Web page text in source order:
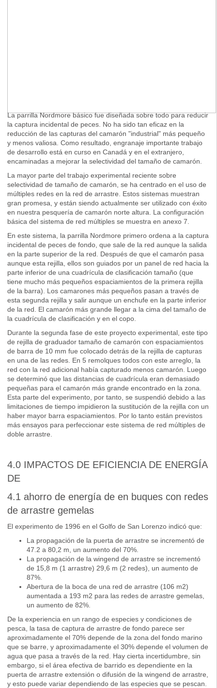
La parrilla Nordmore básico fue diseñada sobre todo para reducir
la captura incidental de peces. No ha sido tan eficaz en la
reducción de las capturas del camarón "industrial" más pequeño
y menos valiosa. Como resultado, engranaje importante trabajo
de desarrollo está en curso en Canadá y en el extranjero,
encaminadas a mejorar la selectividad del tamaño de camarón.
La mayor parte del trabajo experimental reciente sobre
selectividad de tamaño de camarón, se ha centrado en el uso de
múltiples redes en la red de arrastre. Estos sistemas muestran
gran promesa, y están siendo actualmente ser utilizado con éxito
en nuestra pesquería de camarón norte altura. La configuración
básica del sistema de red múltiples se muestra en anexo 7.
En este sistema, la parrilla Nordmore primero ordena a la captura
incidental de peces de fondo, que sale de la red aunque la salida
en la parte superior de la red. Después de que el camarón pasa
aunque esta rejilla, ellos son guiados por un panel de red hacia la
parte inferior de una cuadrícula de clasificación tamaño (que
tiene mucho más pequeños espaciamientos de la primera rejilla
de la barra). Los camarones más pequeños pasan a través de
esta segunda rejilla y salir aunque un enchufe en la parte inferior
de la red. El camarón más grande llegar a la cima del tamaño de
la cuadrícula de clasificación y en el copo.
Durante la segunda fase de este proyecto experimental, este tipo
de rejilla de graduador tamaño de camarón con espaciamientos
de barra de 10 mm fue colocado detrás de la rejilla de capturas
en una de las redes. En 5 remolques todos con este arreglo, la
red con la red adicional había capturado menos camarón. Luego
se determinó que las distancias de cuadrícula eran demasiado
pequeñas para el camarón más grande encontrado en la zona.
Esta parte del experimento, por tanto, se suspendió debido a las
limitaciones de tiempo impidieron la sustitución de la rejilla con un
haber mayor barra espaciamientos. Por lo tanto están previstos
más ensayos para perfeccionar este sistema de red múltiples de
doble arrastre.
4.0 IMPACTOS DE EFICIENCIA DE ENERGÍA
DE
4.1 ahorro de energía de en buques con redes
de arrastre gemelas
El experimento de 1996 en el Golfo de San Lorenzo indicó que:
La propagación de la puerta de arrastre se incrementó de
47.2 a 80,2 m, un aumento del 70%.
La propagación de la wingend de arrastre se incrementó
de 15,8 m (1 arrastre) 29,6 m (2 redes), un aumento de
87%.
Abertura de la boca de una red de arrastre (106 m2)
aumentada a 193 m2 para las redes de arrastre gemelas,
un aumento de 82%.
De la experiencia en un rango de especies y condiciones de
pesca, la tasa de captura de arrastre de fondo parece ser
aproximadamente el 70% depende de la zona del fondo marino
que se barre, y aproximadamente el 30% depende el volumen de
agua que pasa a través de la red. Hay cierta incertidumbre, sin
embargo, si el área efectiva de barrido es dependiente en la
puerta de arrastre extensión o difusión de la wingend de arrastre,
y esto puede variar dependiendo de las especies que se pescan.